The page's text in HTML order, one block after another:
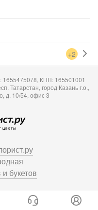
+2
КПП: 165501001
Татарстан, город Казань г.о.,
д. 10/54, офис 3
букетов